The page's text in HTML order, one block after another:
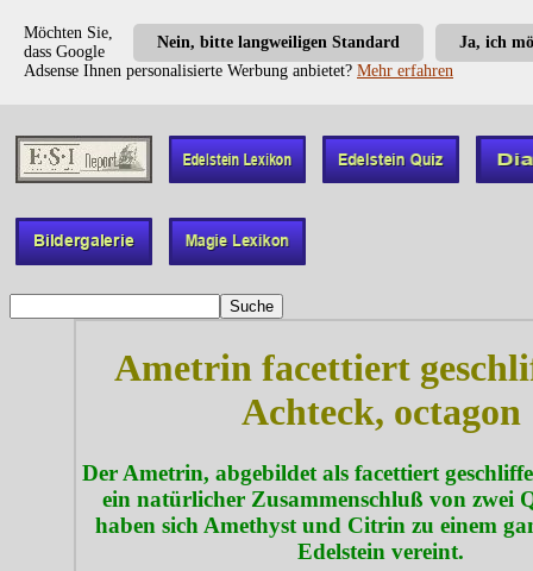
Ja, ich
Nein, bitte langweiligen Standard
Möchten Sie,
dass Google
Adsense Ihnen personalisierte Werbung anbietet? Mehr erfahren
Ametrin facettiert
Achteck, octagon
Der Ametrin, abgebildet als facettiert
ein natürlicher Zusammenschluß von zwei
haben sich Amethyst und Citrin zu einem
Edelstein vereint.